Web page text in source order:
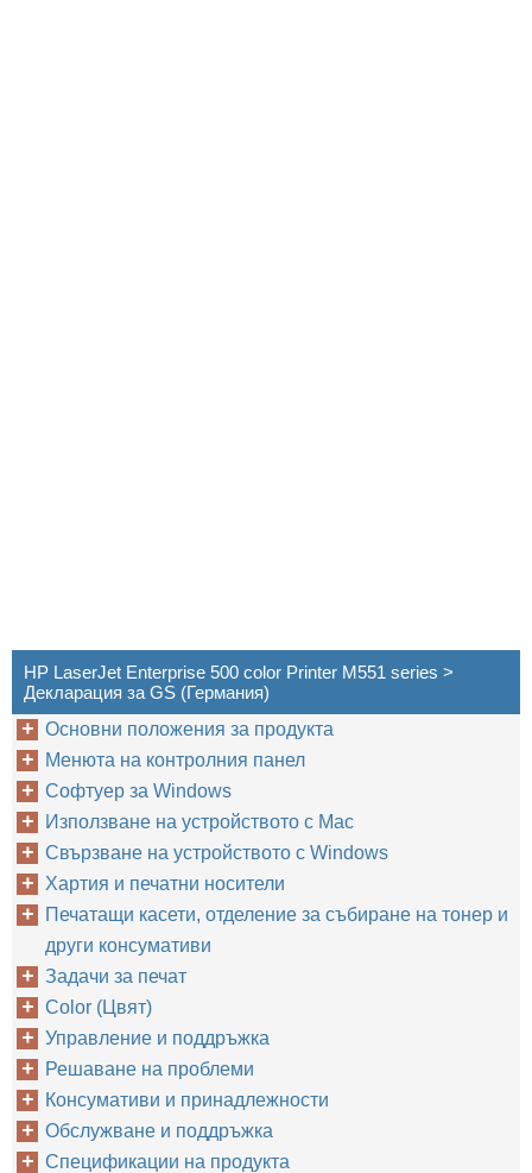
HP LaserJet Enterprise 500 color Printer M551 series >
Декларация за GS (Германия)
Основни положения за продукта
Менюта на контролния панел
Софтуер за Windows
Използване на устройството с Mac
Свързване на устройството с Windows
Хартия и печатни носители
Печатащи касети, отделение за събиране на тонер и
други консумативи
Задачи за печат
Color (Цвят)
Управление и поддръжка
Решаване на проблеми
Консумативи и принадлежности
Обслужване и поддръжка
Спецификации на продукта